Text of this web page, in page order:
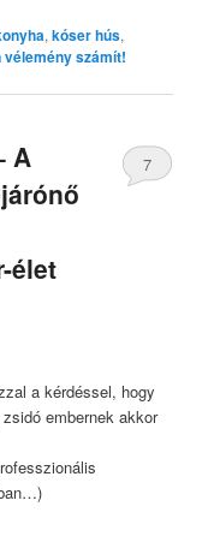
,kóser hús,
vélemény számít!
A
élet
7
a kérdéssel, hogy
embernek akkor